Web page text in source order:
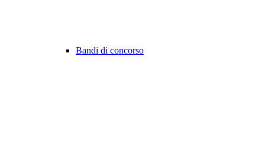
Bandi di concorso